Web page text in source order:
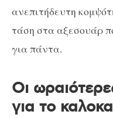
ανεπιτήδευτη
τάση στα αξεσουάρ
για πάντα.
Οι
για το